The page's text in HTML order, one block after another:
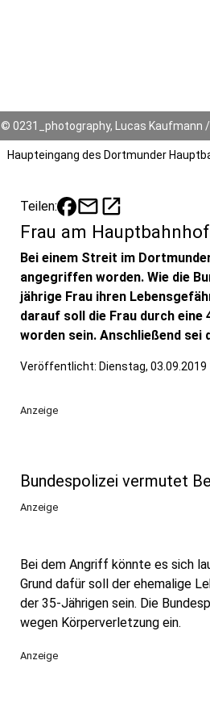
© 0231_photography, Lucas Kaufmann /
Haupteingang des Dortmunder
Teilen: mailopen_in_new
Frau am
Bei einem Streit im
angegriffen worden. Wie die
jährige Frau ihren
darauf soll die Frau durch
worden sein. Anschließend
Veröffentlicht: Dienstag, 03.09.2019
Anzeige
Bundespolizei vermutet
Anzeige
Bei dem Angriff könnte es sich
Grund dafür soll der ehemalige
der 35-Jährigen sein. Die
wegen Körperverletzung ein.
Anzeige